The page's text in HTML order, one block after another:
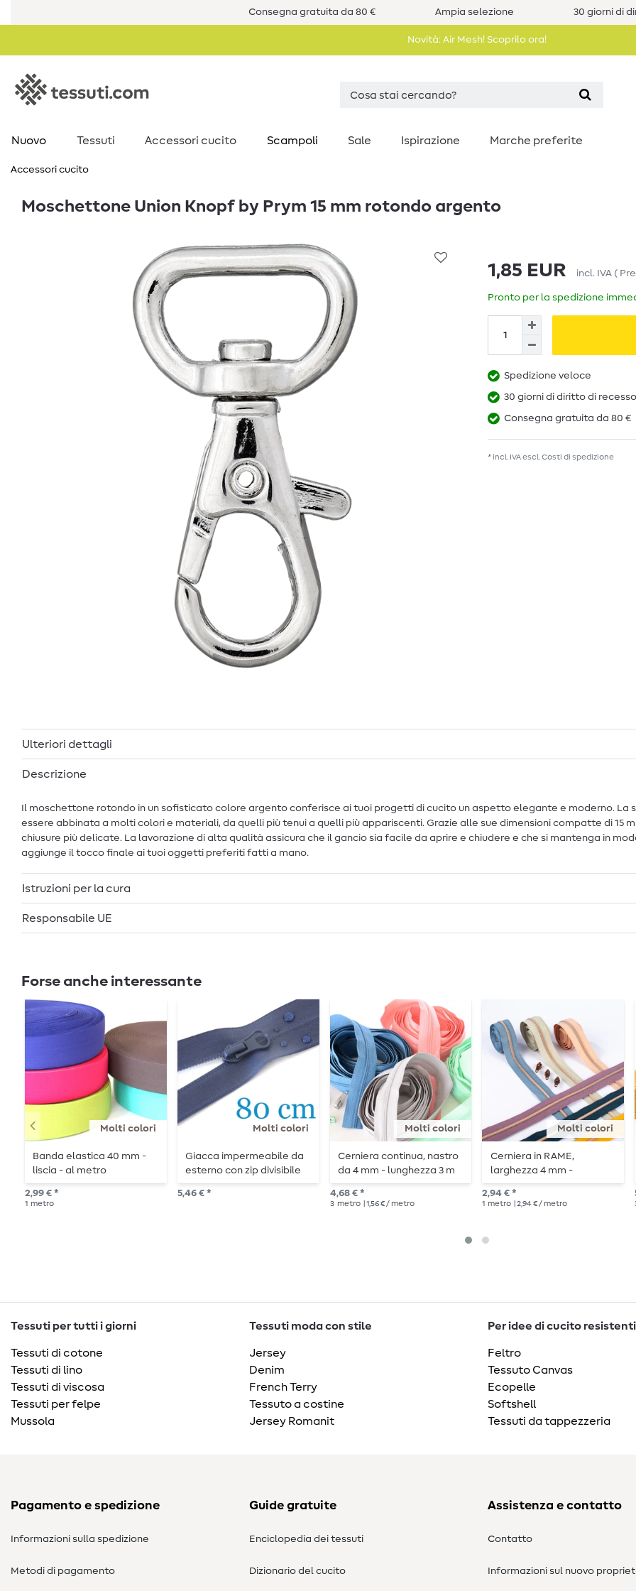
Consegna gratuita da 80 € Ampia selezione 30 giorni di
Novità: Air Mesh! Scoprilo ora!
Nuovo Tessuti Accessori cucito Scampoli Sale Ispirazione Marche preferite
Accessori cucito
Moschettone Union Knopf by Prym 15 mm rotondo argento
1,85 EUR incl. IVA (
Pronto per la spedizione
Spedizione veloce
30 giorni di diritto di recesso
Consegna gratuita da 80 €
* incl. IVA escl. Costi di spedizione
Ulteriori dettagli
Descrizione
Il moschettone rotondo in un sofisticato colore argento conferisce ai tuoi progetti di cucito un aspetto elegante e moderno. La
essere abbinata a molti colori e materiali, da quelli più tenui a quelli più appariscenti. Grazie alle sue dimensioni compatte di
chiusure più delicate. La lavorazione di alta qualità assicura che il gancio sia facile da aprire e chiudere e che si mantenga in
aggiunge il tocco finale ai tuoi oggetti preferiti fatti a mano.
Istruzioni per la cura
Responsabile UE
Forse anche interessante
Molti colori
Banda elastica 40 mm -
liscia - al metro
2,99 € *
1 metro
Molti colori
Giacca impermeabile da
esterno con zip divisibile
da 80 cm
5,46 € *
Molti colori
Cerniera continua, nastro
da 4 mm - lunghezza 3 m
4,68 € *
3 metro | 1,56 € / metro
Molti colori
Cerniera in RAME,
larghezza 4 mm -
lunghezza 1 m -
metallizzata
2,94 € *
1 metro | 2,94 € / metro
Tessuti per tutti i giorni
Tessuti di cotone
Tessuti di lino
Tessuti di viscosa
Tessuti per felpe
Mussola
Tessuti moda con stile
Jersey
Denim
French Terry
Tessuto a costine
Jersey Romanit
Per idee di cucito resistenti
Feltro
Tessuto Canvas
Ecopelle
Softshell
Tessuti da tappezzeria
Pagamento e spedizione
Informazioni sulla spedizione
Metodi di pagamento
Guide gratuite
Enciclopedia dei tessuti
Dizionario del cucito
Assistenza e contatto
Contatto
Informazioni sul nuovo